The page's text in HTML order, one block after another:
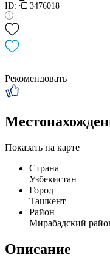
ID: 3476018
Рекомендовать
Показать на карте
Страна
Узбекистан
Город
Ташкент
Район
Мирабадский
Описание